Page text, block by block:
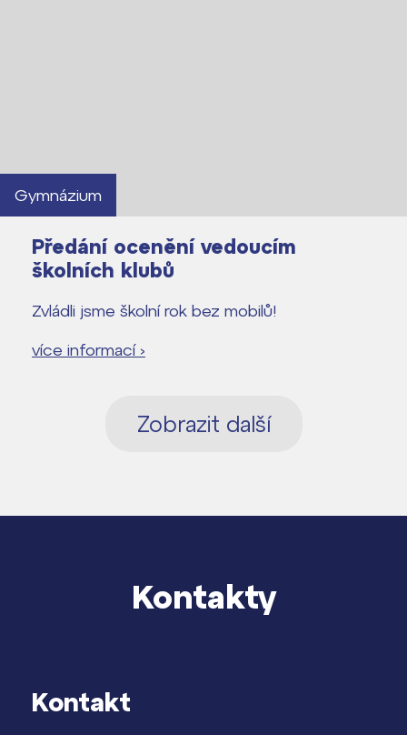
Gymnázium
Předání ocenění vedoucím
školních klubů
Zvládli jsme školní rok bez mobilů!
více informací ›
Zobrazit další
Kontakty
Kontakt